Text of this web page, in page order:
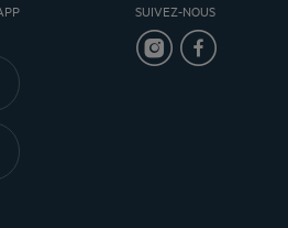
SUIVEZ-NOUS